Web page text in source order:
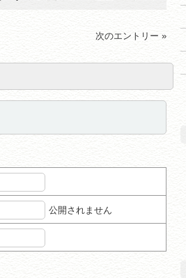
次のエントリー »
公開されません